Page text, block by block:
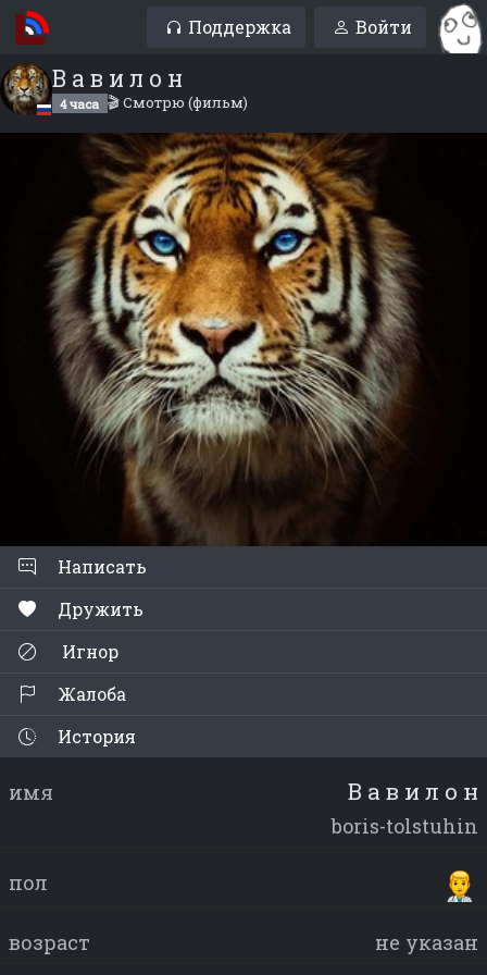
Поддержка Войти
В а в и л о н
4 часа 🎬 Смотрю (фильм)
Написать
Дружить
Игнор
Жалоба
История
имя В а в и л о н
boris-tolstuhin
пол
возраст не указан